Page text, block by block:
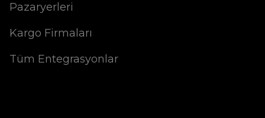
Pazaryerleri
Kargo Firmaları
Tüm Entegrasyonlar